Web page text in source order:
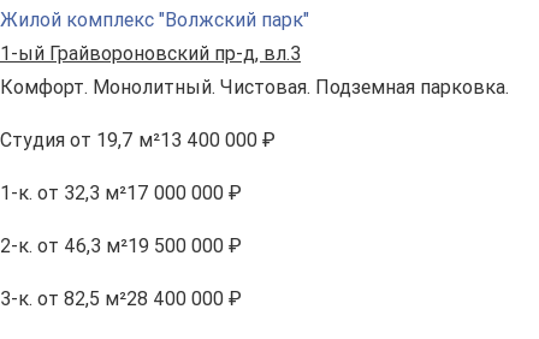
Жилой комплекс "Волжский парк"
1-ый Грайвороновский пр-д, вл.3
Комфорт. Монолитный. Чистовая. Подземная парковка.
Студия от 19,7 м²13 400 000 ₽
1-к. от 32,3 м²17 000 000 ₽
2-к. от 46,3 м²19 500 000 ₽
3-к. от 82,5 м²28 400 000 ₽